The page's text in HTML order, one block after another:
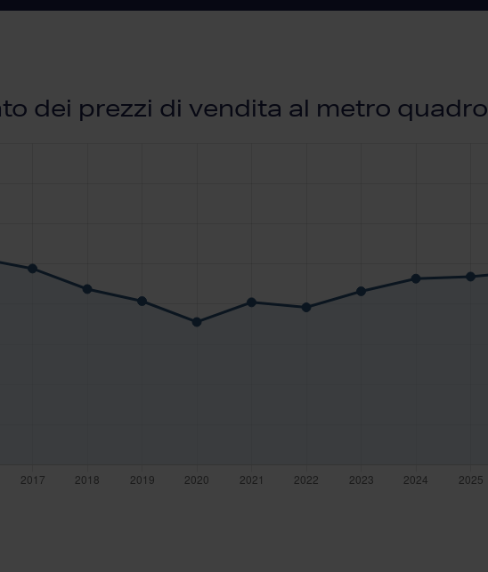
dei prezzi di vendita al metro quadro